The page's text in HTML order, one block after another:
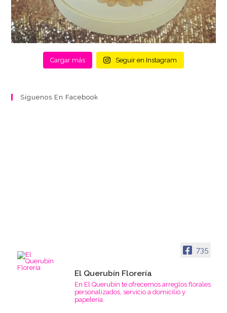
Cargar más Seguir en Instagram
Síguenos En Facebook
735
El Querubín Florería
En El Querubín te ofrecemos arreglos florales
personalizados, servicio a domicilio y
papelería.